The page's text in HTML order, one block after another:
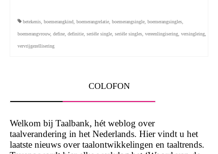
betekenis boemerangkind boemerangrelatie boemerangsingle boemerangsingles
boemerangvrouw, define definitie seriële single seriële singles vereenlingisering versingleing
vervrijgezellisering
COLOFON
Welkom bij Taalbank, hét weblog over
taalverandering in het Nederlands. Hier vindt u het
laatste nieuws over taalontwikkelingen en taaltrends.